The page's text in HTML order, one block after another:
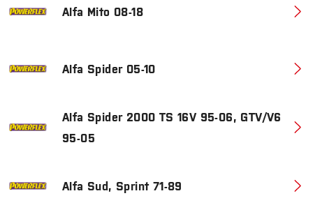
Alfa Mito 08-18
Alfa Spider 05-10
Alfa Spider 2000 TS 16V 95-06, GTV/V6
95-05
Alfa Sud, Sprint 71-89